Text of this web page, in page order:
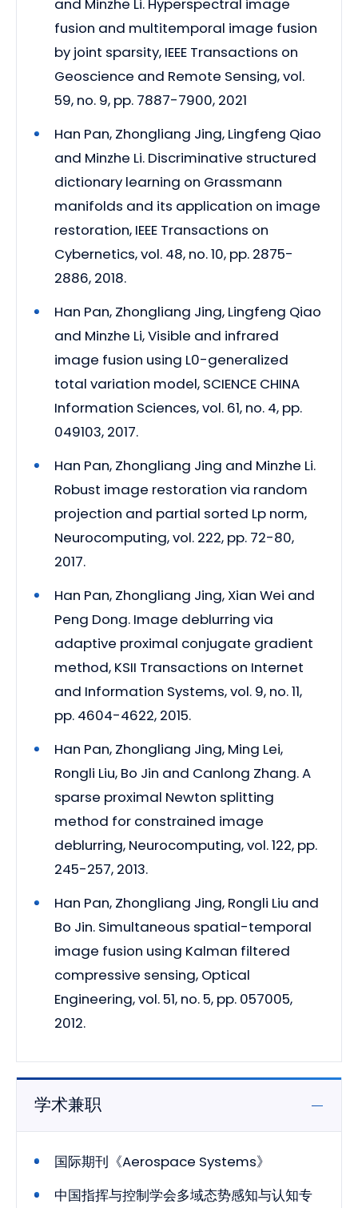
and Minzhe Li. Hyperspectral image
fusion and multitemporal image fusion
by joint sparsity, IEEE Transactions on
Geoscience and Remote Sensing, vol.
59, no. 9, pp. 7887-7900, 2021
Han Pan, Zhongliang Jing, Lingfeng Qiao
and Minzhe Li. Discriminative structured
dictionary learning on Grassmann
manifolds and its application on image
restoration, IEEE Transactions on
Cybernetics, vol. 48, no. 10, pp. 2875-
2886, 2018.
Han Pan, Zhongliang Jing, Lingfeng Qiao
and Minzhe Li, Visible and infrared
image fusion using L0-generalized
total variation model, SCIENCE CHINA
Information Sciences, vol. 61, no. 4, pp.
049103, 2017.
Han Pan, Zhongliang Jing and Minzhe Li.
Robust image restoration via random
projection and partial sorted Lp norm,
Neurocomputing, vol. 222, pp. 72-80,
2017.
Han Pan, Zhongliang Jing, Xian Wei and
Peng Dong. Image deblurring via
adaptive proximal conjugate gradient
method, KSII Transactions on Internet
and Information Systems, vol. 9, no. 11,
pp. 4604-4622, 2015.
Han Pan, Zhongliang Jing, Ming Lei,
Rongli Liu, Bo Jin and Canlong Zhang. A
sparse proximal Newton splitting
method for constrained image
deblurring, Neurocomputing, vol. 122, pp.
245-257, 2013.
Han Pan, Zhongliang Jing, Rongli Liu and
Bo Jin. Simultaneous spatial-temporal
image fusion using Kalman filtered
compressive sensing, Optical
Engineering, vol. 51, no. 5, pp. 057005,
2012.
学术兼职
国际期刊《Aerospace Systems》
中国指挥与控制学会多域态势感知与认知专